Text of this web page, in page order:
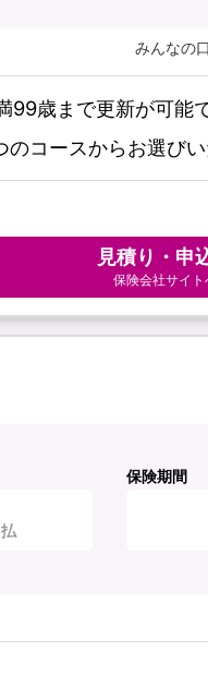
みんなの
歳まで更新が可能で
コースからお選びい
見積り・申
保険会社サイト
保険期間